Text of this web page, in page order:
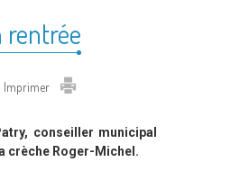
rentrée
Imprimer Imprimer
conseiller municipal
crèche Roger-Michel.